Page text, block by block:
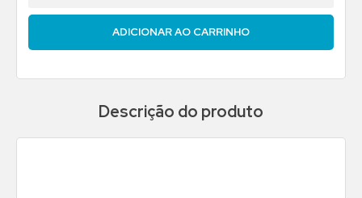
ADICIONAR AO CARRINHO
Descrição do produto